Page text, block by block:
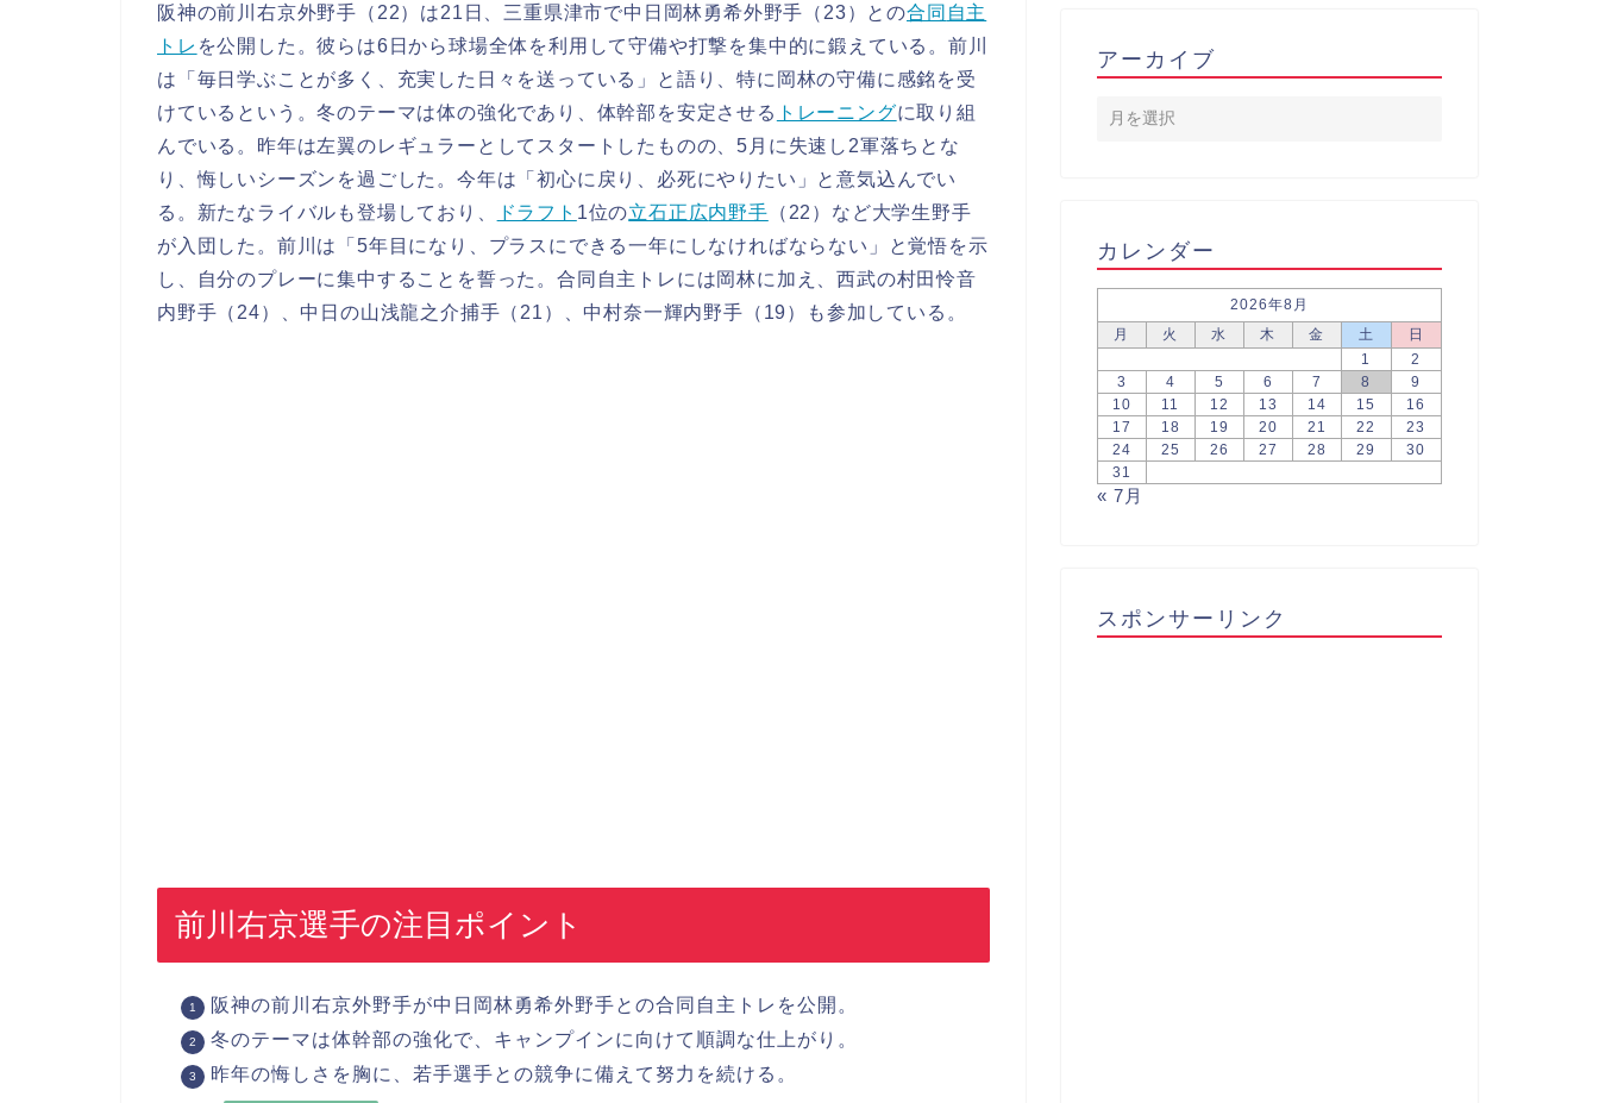
阪神の前川右京外野手（22）は21日、三重県津市で中日岡林勇希外野手（23）との合同 自主
トレ を公開した。彼らは6日から球場全体を利用して守備や打撃を集中的に鍛えている。前川
は「毎日学ぶことが多く、充実した日々を送っている」と語り、特に岡林の守備に感銘を受
けているという。冬のテーマは体の強化であり、体幹部を安定させる トレーニングに取り組
んでいる。昨年は左翼のレギュラーとしてスタートしたものの、5月に失速し2軍落ちとな
り、悔しいシーズンを過ごした。今年は「初心に戻り、必死にやりたい」と意気込んでい
る。新たなライバルも登場しており、
ドラフト 1位の立石正広内野手 （22）など大学生野手
が入団した。前川は「5年目になり、プラスにできる一年にしなければならない」と覚悟を示
し、自分のプレーに集中することを誓った。合同自主トレには岡林に加え、西武の村田怜音
内野手（24）、中日の山浅龍之介捕手（21）、中村奈一輝内野手（19）も参加している。
前川右京選手の注目ポイント
阪神の前川右京外野手が中日岡林勇希外野手との合同自主トレを公開。
冬のテーマは体幹部の強化で、キャンプインに向けて順調な仕上がり。
昨年の悔しさを胸に、若手選手との競争に備えて努力を続ける。
アーカイブ
カレンダー
2026年8月
月
火 水 木 金 土
日
1
2
3
4 5 6 7 8
9
10
11 12 13 14 15
16
17
18 19 20 21 22
23
24
25 26 27 28 29
30
31
« 7月
スポンサーリンク